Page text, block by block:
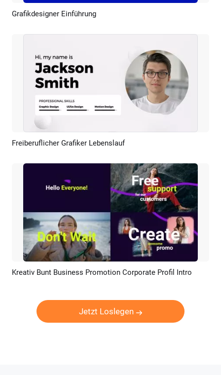
Vorschau
Grafikdesigner Einführung
Vorschau KI Erstellen
Freiberuflicher Grafiker Lebenslauf
Vorschau KI Erstellen
Kreativ Bunt Business Promotion Corporate Profil Intro
Jetzt Loslegen